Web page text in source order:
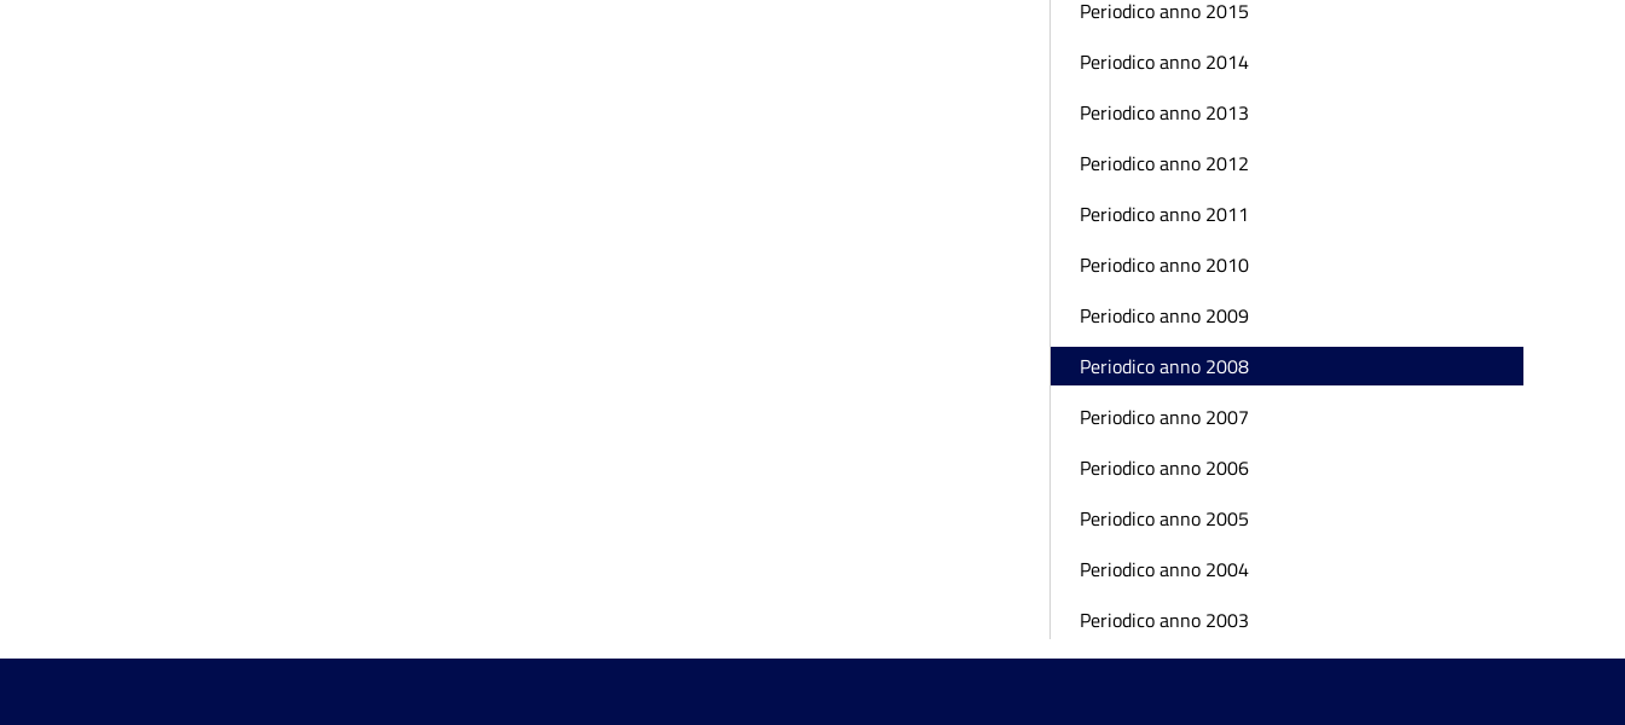
Periodico anno 2015
Periodico anno 2014
Periodico anno 2013
Periodico anno 2012
Periodico anno 2011
Periodico anno 2010
Periodico anno 2009
Periodico anno 2008
Periodico anno 2007
Periodico anno 2006
Periodico anno 2005
Periodico anno 2004
Periodico anno 2003